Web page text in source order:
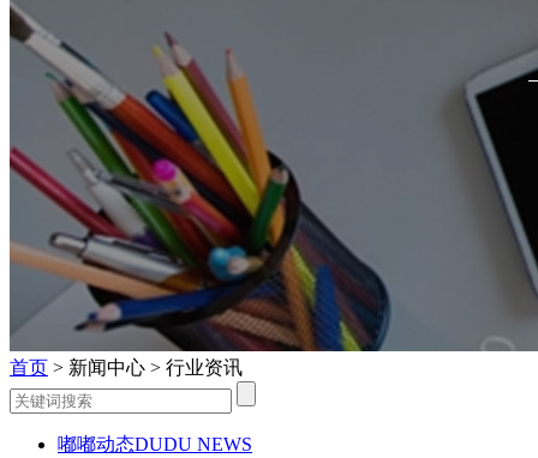
首页 > 新闻中心 > 行业资讯
嘟嘟动态DUDU NEWS